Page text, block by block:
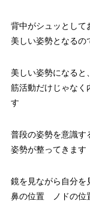
背中がシュッとして
美しい姿勢となるの
美しい姿勢になると
筋活動だけじゃなく
す
普段の姿勢を意識す
姿勢が整ってきます
鏡を見ながら自分を
鼻の位置 ノドの位